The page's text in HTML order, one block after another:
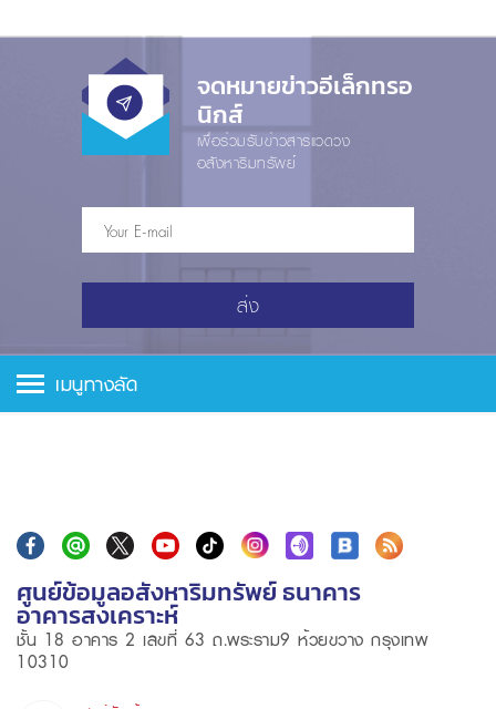
จดหมายข่าวอีเล็กทรอ
นิกส์
เพื่อร่วมรับข่าวสารแวดวง
อสังหาริมทรัพย์
ส่ง
เมนูทางลัด
ศูนย์ข้อมูลอสังหาริมทรัพย์ ธนาคาร
อาคารสงเคราะห์
ชั้น 18 อาคาร 2 เลขที่ 63 ถ.พระราม9 ห้วยขวาง กรุงเทพ
10310